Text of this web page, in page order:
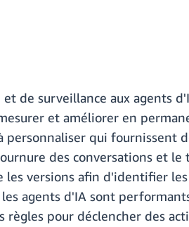
de surveillance aux agents
et améliorer en
qui fournissent
des conversations et
versions afin d'identifier
agents d'IA sont
règles pour déclencher des